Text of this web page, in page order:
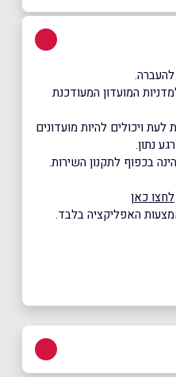
המועדון המעודכנת
ויכולים להיות מועדונים
נתון.
לחצו כאן
האפליקציה בלבד.